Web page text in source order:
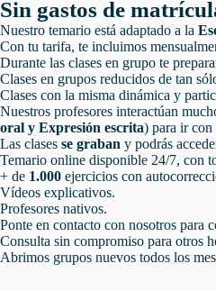
Sin gastos de
Nuestro temario está adaptado a la
Con tu tarifa, te incluimos
Durante las clases en grupo te
Clases en grupos reducidos de tan
Clases con la misma dinámica y
Nuestros profesores interactúan
oral y Expresión escrita) para ir con
Las clases se graban y podrás
Temario online disponible 24/7, con
+ de 1.000 ejercicios con
Vídeos explicativos.
Profesores nativos.
Ponte en contacto con nosotros para
Consulta sin compromiso para otros
Abrimos grupos nuevos todos los